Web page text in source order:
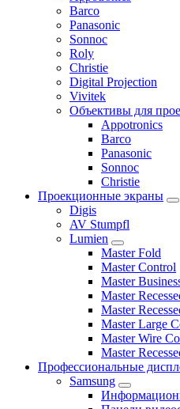
Barco
Panasonic
Sonnoc
Roly
Christie
Digital Projection
Vivitek
Объективы для
Appotronics
Barco
Panasonic
Sonnoc
Сhristie
Проекционные экраны
Digis
AV Stumpfl
Lumien
Master Fold
Master Control
Master
Master
Master
Master Large
Master Wire
Master
Профессиональные
Samsung